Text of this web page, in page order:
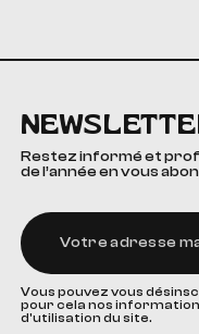
Restez informé et
de l’année en vous
Vous pouvez vous
pour cela nos
d'utilisation du site.